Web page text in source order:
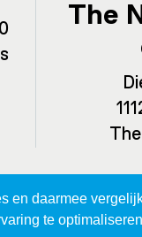
en daarmee
te
The